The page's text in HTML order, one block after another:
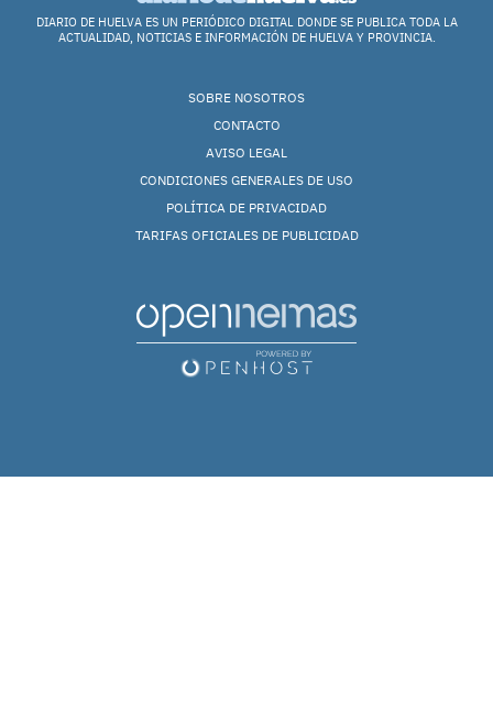
DIARIO DE HUELVA ES UN PERIÓDICO DIGITAL DONDE SE PUBLICA TODA LA
ACTUALIDAD, NOTICIAS E INFORMACIÓN DE HUELVA Y PROVINCIA.
SOBRE NOSOTROS
CONTACTO
AVISO LEGAL
CONDICIONES GENERALES DE USO
POLÍTICA DE PRIVACIDAD
TARIFAS OFICIALES DE PUBLICIDAD